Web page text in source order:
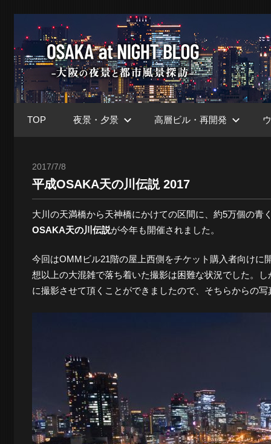
テ
ン
ツ
へ
大
阪
ロ
大
TOP 夜景・夕景 高層ビル・再開発
2017/7/8
平成OSAKA天の川伝説 2017
大川の天満橋から天神橋にかけての区間に、約5万個の
OSAKA天の川伝説が今年も開催されました。
今回はOMMビル21階の屋上西側をチケット購入者向け
想以上の大混雑で落ち着いた撮影は困難な状況でした。
に撮影させて頂くことができましたので、そちらからの